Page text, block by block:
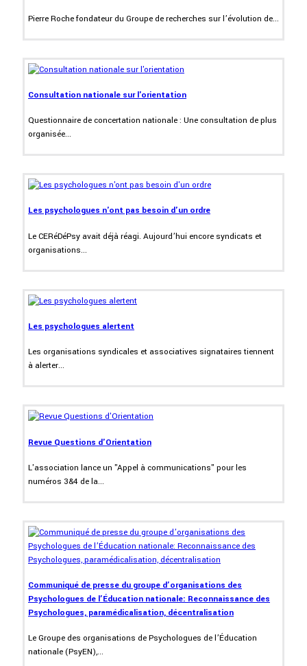
Pierre Roche fondateur du Groupe de recherches sur l’évolution de...
Consultation nationale sur l'orientation
Questionnaire de concertation nationale : Une consultation de plus
organisée...
Les psychologues n'ont pas besoin d'un ordre
Le CERéDéPsy avait déjà réagi. Aujourd’hui encore syndicats et
organisations...
Les psychologues alertent
Les organisations syndicales et associatives signataires tiennent
à alerter...
Revue Questions d'Orientation
L'association lance un "Appel à communications" pour les
numéros 3&4 de la...
Communiqué de presse du groupe d’organisations des
Psychologues de l’Éducation nationale: Reconnaissance des
Psychologues, paramédicalisation, décentralisation
Le Groupe des organisations de Psychologues de l’Éducation
nationale (PsyEN),...